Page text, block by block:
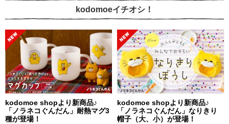
kodomoeイチオシ！
kodomoe shopより新商品♪
「ノラネコぐんだん」耐熱マグ3
種が登場！
kodomoe shopより新商品♪
「ノラネコぐんだん」なりきり
帽子（大、小）が登場！